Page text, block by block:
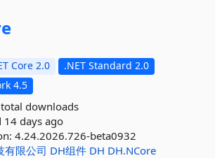
Core 2.0
.NET Standard 2.0
4.5
downloads
14 days ago
4.24.2026.726-beta0932
有限公司 DH组件 DH DH.NCore